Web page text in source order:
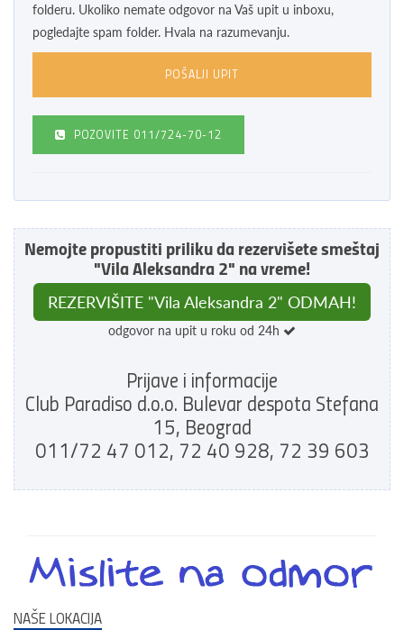
folderu. Ukoliko nemate odgovor na Vaš upit u inboxu,
pogledajte spam folder. Hvala na razumevanju.
POZOVITE 011/724-70-12
Nemojte propustiti priliku da rezervišete smeštaj
"Vila Aleksandra 2" na vreme!
REZERVIŠITE "Vila Aleksandra 2" ODMAH!
odgovor na upit u roku od 24h
Prijave i informacije
Club Paradiso d.o.o. Bulevar despota Stefana
15, Beograd
011/72 47 012, 72 40 928, 72 39 603
NAŠE LOKACIJA